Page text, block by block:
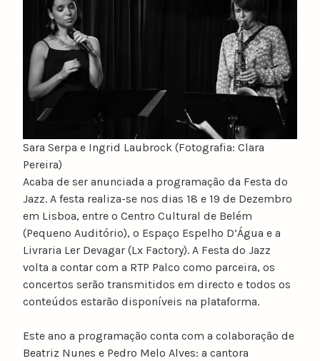
Sara Serpa e Ingrid Laubrock (Fotografia: Clara
Pereira)
Acaba de ser anunciada a programação da Festa do
Jazz. A festa realiza-se nos dias 18 e 19 de Dezembro
em Lisboa, entre o Centro Cultural de Belém
(Pequeno Auditório), o Espaço Espelho D’Água e a
Livraria Ler Devagar (Lx Factory). A Festa do Jazz
volta a contar com a RTP Palco como parceira, os
concertos serão transmitidos em directo e todos os
conteúdos estarão disponíveis na plataforma.
Este ano a programação conta com a colaboração de
Beatriz Nunes e Pedro Melo Alves: a cantora